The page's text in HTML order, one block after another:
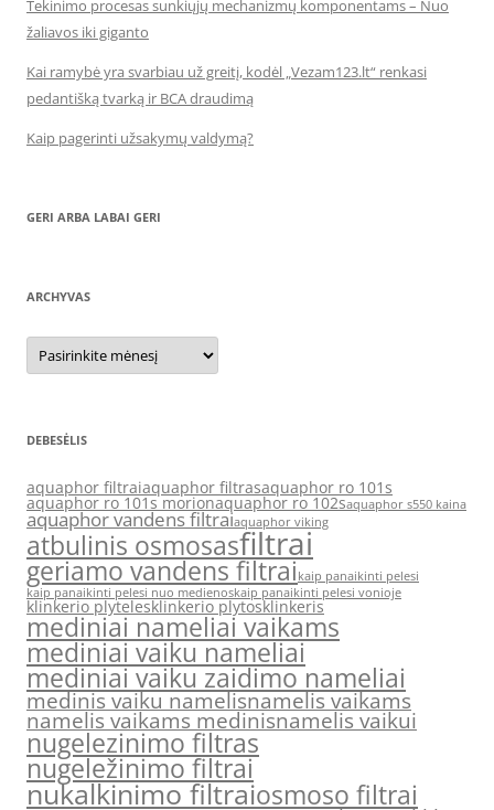
Tekinimo procesas sunkiųjų mechanizmų komponentams – Nuo
žaliavos iki giganto
Kai ramybė yra svarbiau už greitį, kodėl „Vezam123.lt“ renkasi
pedantišką tvarką ir BCA draudimą
Kaip pagerinti užsakymų valdymą?
GERI ARBA LABAI GERI
ARCHYVAS
Archyvas
DEBESĖLIS
aquaphor filtraiaquaphor filtrasaquaphor ro 101s
aquaphor ro 101s morionaquaphor ro 102saquaphor s550 kaina
aquaphor vandens filtraiaquaphor viking
atbulinis osmosasfiltrai
geriamo vandens filtraikaip panaikinti pelesi
kaip panaikinti pelesi nuo medienoskaip panaikinti pelesi vonioje
klinkerio plytelesklinkerio plytosklinkeris
mediniai nameliai vaikams
mediniai vaiku nameliai
mediniai vaiku zaidimo nameliai
medinis vaiku namelisnamelis vaikams
namelis vaikams medinisnamelis vaikui
nugelezinimo filtras
nugeležinimo filtrai
nukalkinimo filtraiosmoso filtrai